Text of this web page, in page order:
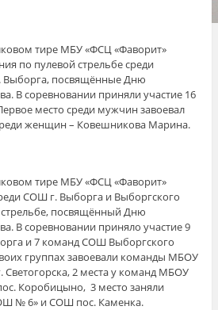
тире МБУ «ФСЦ «Фаворит»
по пулевой стрельбе среди
Выборга, посвящённые Дню
В соревновании приняли участие 16
место среди мужчин завоевал
женщин – Ковешникова Марина.
тире МБУ «ФСЦ «Фаворит»
СОШ г. Выборга и Выборгского
посвящённый Дню
В соревновании приняло участие 9
и 7 команд СОШ Выборгского
группах завоевали команды МБОУ
2 места у команд МБОУ
Коробицыно, 3 место заняли
№ 6» и СОШ пос. Каменка.